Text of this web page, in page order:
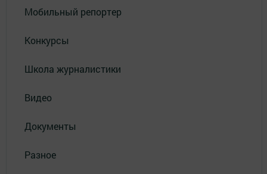
Мобильный репортер
Конкурсы
Школа журналистики
Видео
Документы
Разное